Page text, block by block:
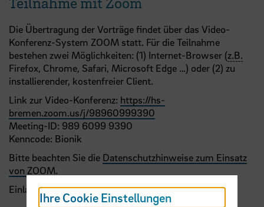
Die Übertragung der Vorträge findet über das Video-
Konferenz-System ZOOM statt. Für die Teilnahme
bestehen zwei Möglichkeiten: (1) Internet-Browser (z.B.
Firefox, Chrome, Safari, Microsoft Edge …) oder (2) zu
installierender, kostenfreier Client.
Link zur Video-Konferenz: https://hs-
bremen.zoom.us/j/98960999390
Meeting-ID: 989 6099 9390
Kenncode: Bionik
Bitte beachten Sie die Datenschutzhinweise zum Einsatz
von ZOOM.
Einlass istca.15 Minuten vor Beginn.
Ihre Cookie Einstellungen